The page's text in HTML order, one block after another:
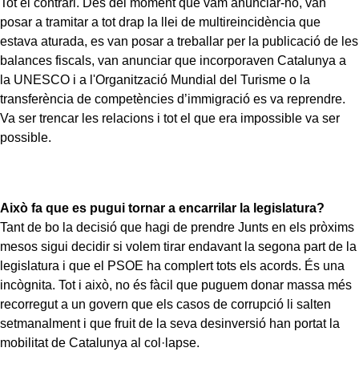
posar a tramitar a tot drap la llei de multireincidència que
estava aturada, es van posar a treballar per la publicació de les
balances fiscals, van anunciar que incorporaven Catalunya a
la UNESCO i a l'Organització Mundial del Turisme o la
transferència de competències d’immigració es va reprendre.
Va ser trencar les relacions i tot el que era impossible va ser
possible.
Això fa que es pugui tornar a encarrilar la legislatura?
Tant de bo la decisió que hagi de prendre Junts en els pròxims
mesos sigui decidir si volem tirar endavant la segona part de la
legislatura i que el PSOE ha complert tots els acords. És una
incògnita. Tot i això, no és fàcil que puguem donar massa més
recorregut a un govern que els casos de corrupció li salten
setmanalment i que fruit de la seva desinversió han portat la
mobilitat de Catalunya al col·lapse.